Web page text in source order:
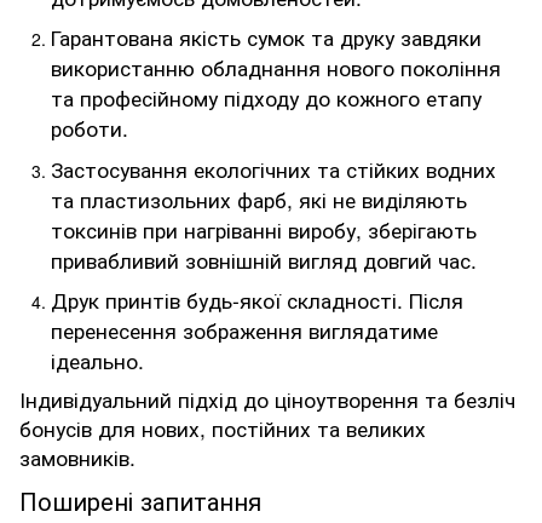
Гарантована якість сумок та друку завдяки
використанню обладнання нового покоління
та професійному підходу до кожного етапу
роботи.
Застосування екологічних та стійких водних
та пластизольних фарб, які не виділяють
токсинів при нагріванні виробу, зберігають
привабливий зовнішній вигляд довгий час.
Друк принтів будь-якої складності. Після
перенесення зображення виглядатиме
ідеально.
Індивідуальний підхід до ціноутворення та безліч
бонусів для нових, постійних та великих
замовників.
Поширені запитання